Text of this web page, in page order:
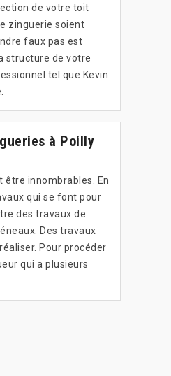
de votre toit
zinguerie soient
faux pas est
structure de votre
tel que Kevin
à Poilly
être innombrables. En
qui se font pour
des travaux de
Des travaux
Pour procéder
qui a plusieurs